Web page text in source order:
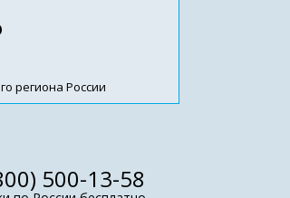
региона России
500-13-58